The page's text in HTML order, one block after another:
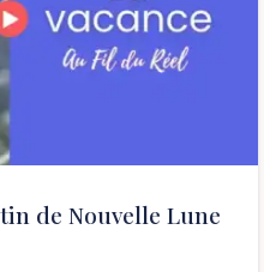
de Nouvelle Lune